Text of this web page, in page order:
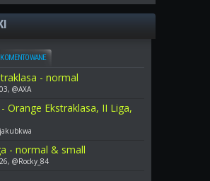
KOMENTOWANE
- normal
@AXA
Orange Ekstraklasa, II Liga,
- normal & small
@Rocky_84